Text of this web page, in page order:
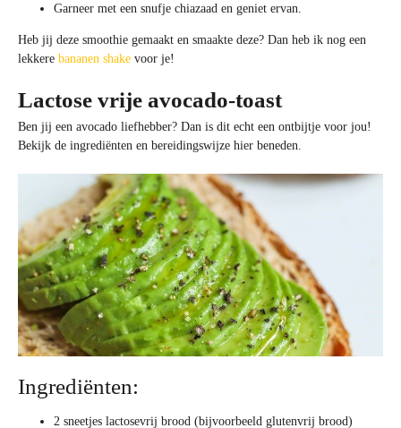
Garneer met een snufje chiazaad en geniet ervan.
Heb jij deze smoothie gemaakt en smaakte deze? Dan heb ik nog een
lekkere bananen shake voor je!
Lactose vrije avocado-toast
Ben jij een avocado liefhebber? Dan is dit echt een ontbijtje voor jou!
Bekijk de ingrediënten en bereidingswijze hier beneden.
Ingrediënten:
2 sneetjes lactosevrij brood (bijvoorbeeld glutenvrij brood)